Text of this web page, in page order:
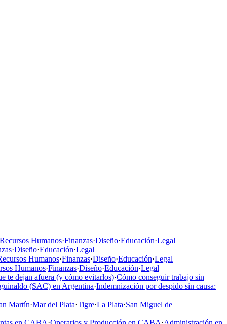
Recursos Humanos·Finanzas·Diseño·Educación·Legal
·Diseño·Educación·Legal
Humanos·Finanzas·Diseño·Educación·Legal
Humanos·Finanzas·Diseño·Educación·Legal
te dejan afuera (y cómo evitarlos)·Cómo conseguir trabajo sin
(SAC) en Argentina·Indemnización por despido sin causa:
Martín·Mar del Plata·Tigre·La Plata·San Miguel de